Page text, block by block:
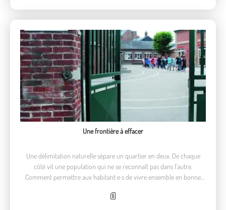
Une frontière à effacer
Une délimitation naturelle sépare un quartier en deux. De chaque
côté vit une population qui ne se reconnaît pas dans l’autre.
Comment permettre aux habitant·e·s de vivre ensemble en bonne
Et si la solution passait par l’école ?